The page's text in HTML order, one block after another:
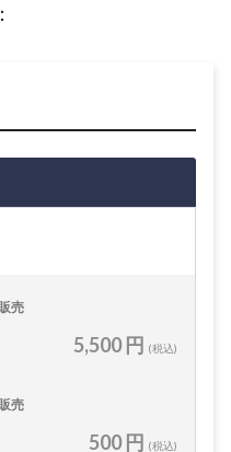
売
5,500 円 (税込)
売
500 円 (税込)